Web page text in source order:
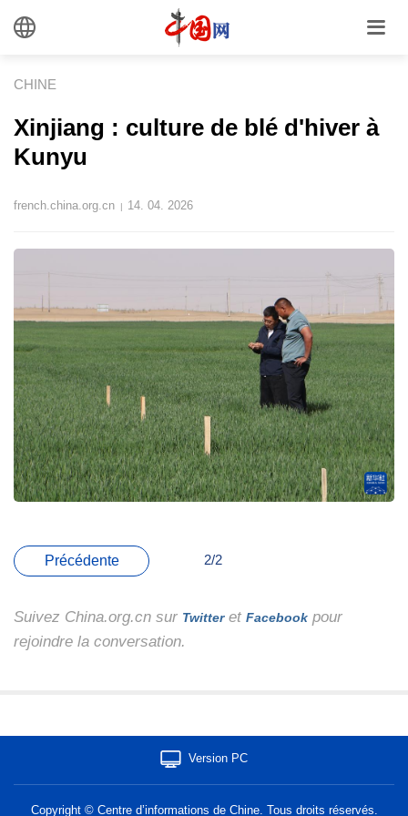
CHINE
Xinjiang : culture de blé d'hiver à
Kunyu
french.china.org.cn | 14. 04. 2026
Précédente 2/2
Suivez China.org.cn sur Twitteret Facebook pour
rejoindre la conversation.
Version PC
Copyright © Centre d’informations de Chine. Tous droits réservés.